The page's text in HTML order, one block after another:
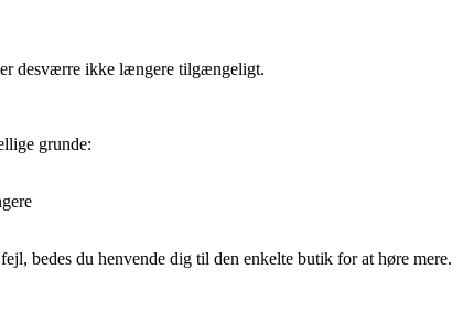
desværre ikke længere tilgængeligt.
grunde:
bedes du henvende dig til den enkelte butik for at høre mere.